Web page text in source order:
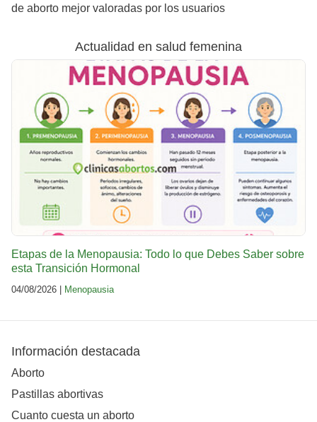
de aborto mejor valoradas por los usuarios
Actualidad en salud femenina
Etapas de la Menopausia: Todo lo que Debes Saber sobre
esta Transición Hormonal
04/08/2026 | Menopausia
Información destacada
Aborto
Pastillas abortivas
Cuanto cuesta un aborto